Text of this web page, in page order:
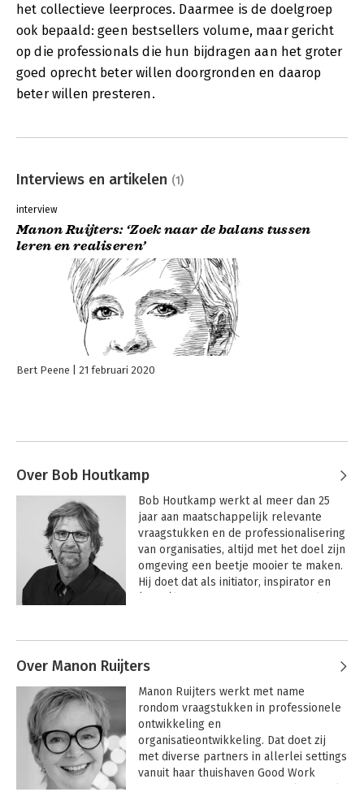
het collectieve leerproces. Daarmee is de doelgroep
ook bepaald: geen bestsellers volume, maar gericht
op die professionals die hun bijdragen aan het groter
goed oprecht beter willen doorgronden en daarop
beter willen presteren.
Interviews en artikelen (1)
interview
Manon Ruijters: ‘Zoek naar de balans tussen
leren en realiseren’
Bert Peene 21 februari 2020
Over Bob Houtkamp
Bob Houtkamp werkt al meer dan 25
jaar aan maatschappelijk relevante
vraagstukken en de professionalisering
van organisaties, altijd met het doel zijn
omgeving een beetje mooier te maken.
Hij doet dat als initiator, inspirator en
en werkelijkheid. Hij gaat
een lange adem en verbindt zich aan
mensen. Vaak is hij een schakel tussen
de formele en professionele wereld en
tussen ‘binnen’ en ‘buiten’.
Zijn kracht ligt in het combineren van
Over Manon Ruijters
Manon Ruijters werkt met name
rondom vraagstukken in professionele
ontwikkeling en
organisatieontwikkeling. Dat doet zij
met diverse partners in allerlei settings
vanuit haar thuishaven Good Work